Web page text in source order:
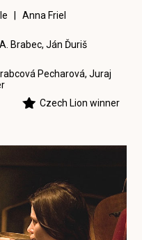
|Anna Friel
A. Brabec,Ján Ďuriš
Pecharová,Juraj
Czech Lion winner